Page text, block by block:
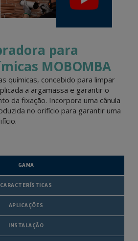
para
MOBOMBA
químicas, concebido para limpar
a argamassa e garantir o
da fixação. Incorpora uma cânula
no orifício para garantir uma
GAMA
CARACTERÍSTICAS
APLICAÇÕES
INSTALAÇÃO